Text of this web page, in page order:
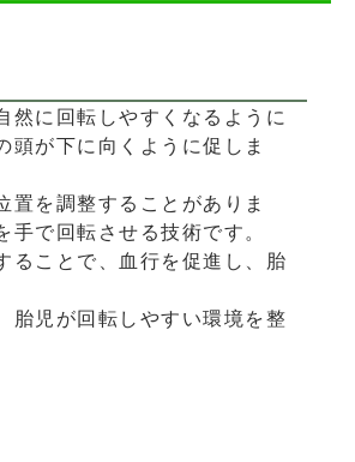
然に回転しやすくなるように
頭が下に向くように促しま
置を調整することがありま
で回転させる技術です。
ることで、血行を促進し、胎
胎児が回転しやすい環境を整